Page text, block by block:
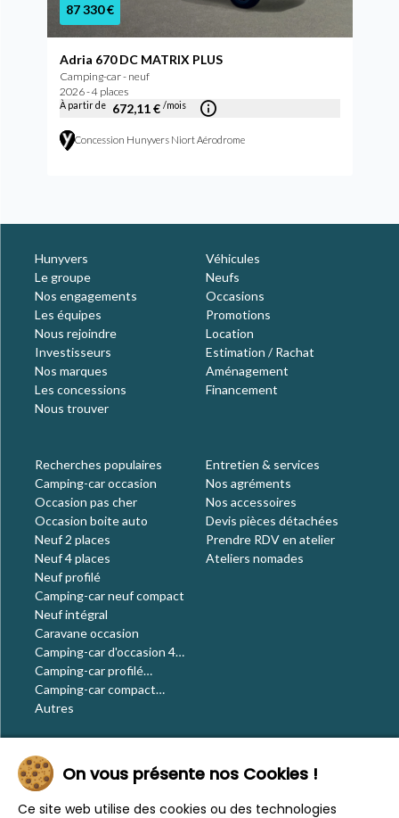
87 330 €
Adria 670 DC MATRIX PLUS
Camping-car - neuf
2026 - 4 places
À partir de 672,11 € /mois
Concession Hunyvers Niort Aérodrome
Hunyvers
Le groupe
Nos engagements
Les équipes
Nous rejoindre
Investisseurs
Nos marques
Les concessions
Nous trouver
Véhicules
Neufs
Occasions
Promotions
Location
Estimation / Rachat
Aménagement
Financement
Recherches populaires
Camping-car occasion
Occasion pas cher
Occasion boite auto
Neuf 2 places
Neuf 4 places
Neuf profilé
Camping-car neuf compact
Neuf intégral
Caravane occasion
Camping-car d'occasion 4
places
Camping-car profilé
occasion
Camping-car compact
occasion
Autres
Entretien & services
Nos agréments
Nos accessoires
Devis pièces détachées
Prendre RDV en atelier
Ateliers nomades
Le blog
Actualités
Évènements
On vous présente nos Cookies !
Ce site web utilise des cookies ou des technologies